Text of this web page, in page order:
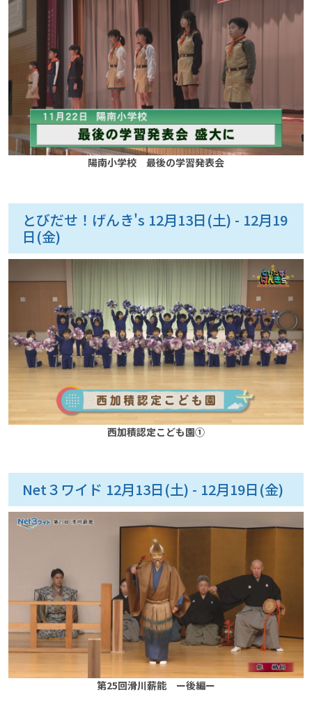
陽南小学校 最後の学習発表会
とびだせ！げんき's 12月13日(土) - 12月19
日(金)
西加積認定こども園①
Net３ワイド 12月13日(土) - 12月19日(金)
第25回滑川薪能 ー後編ー